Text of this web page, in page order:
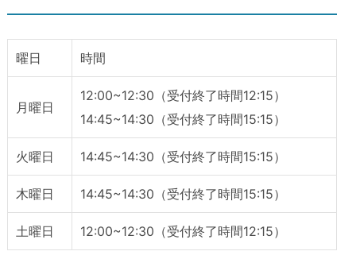
曜日 時間
月曜日
12:00~12:30（受付終了時間12:15）
14:45~14:30（受付終了時間15:15）
火曜日 14:45~14:30（受付終了時間15:15）
木曜日 14:45~14:30（受付終了時間15:15）
土曜日 12:00~12:30（受付終了時間12:15）